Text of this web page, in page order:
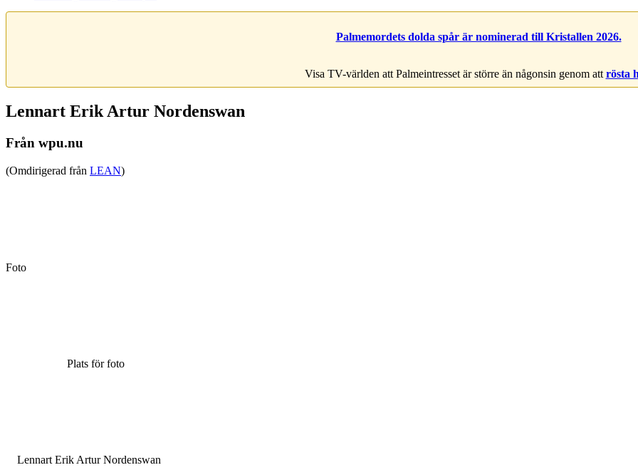
Palmemordets dolda spår är nominerad till Kristallen 2026.
Visa TV-världen att Palmeintresset är större än någonsin genom att rösta
Lennart Erik Artur Nordenswan
Från wpu.nu
(Omdirigerad från LEAN)
Foto
Plats för foto
Lennart Erik Artur Nordenswan